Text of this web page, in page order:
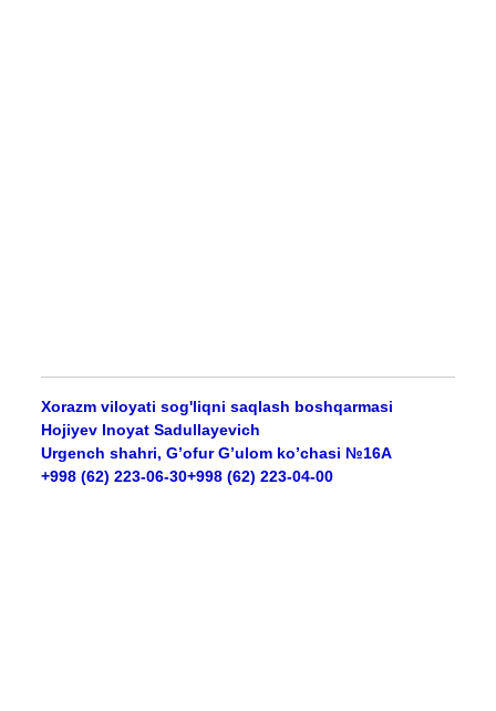
Xorazm viloyati sog'liqni saqlash boshqarmasi
Hojiyev Inoyat Sadullayevich
Urgench shahri, G’ofur G’ulom ko’chasi №16А
+998 (62) 223-06-30+998 (62) 223-04-00